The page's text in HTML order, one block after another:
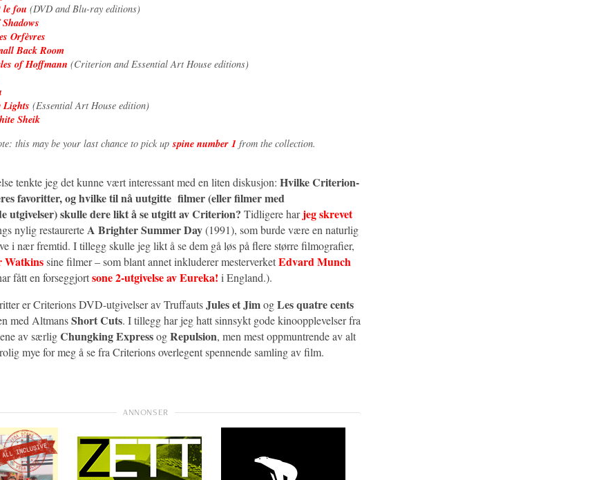
fou (DVD and Blu-ray editions)
Orfèvres
Back Room
of Hoffmann (Criterion and Essential Art House editions)
Lights (Essential Art House edition)
Sheik
this may be your last chance to pick up spine number 1 from the collection.
tenkte jeg det kunne vært interessant med en liten diskusjon: Hvilke Criterion-
favoritter, og hvilke til nå uutgitte filmer (eller filmer med
utgivelser) skulle dere likt å se utgitt av Criterion? Tidligere harjeg skrevet
nylig restaurerteA Brighter Summer Day(1991), som burde være en naturlig
i nær fremtid. I tillegg skulle jeg likt å se dem gå løs på flere større filmografier,
Watkinssine filmer – som blant annet inkluderer mesterverketEdvard Munch
fått en forseggjortsone 2-utgivelse av Eureka! i England.).
er Criterions DVD-utgivelser av TruffautsJules et JimogLesquatre cents
med AltmansShort Cuts. I tillegg har jeg hatt sinnsykt gode kinoopplevelser fra
av særligChungking ExpressogRepulsion, men mest oppmuntrende av alt
mye for meg å se fra Criterions overlegent spennende samling av film.